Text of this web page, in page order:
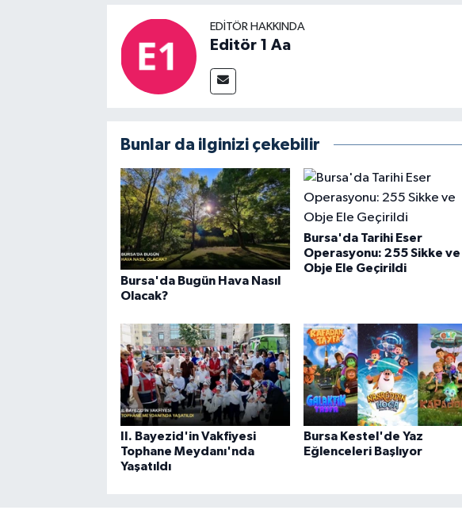
EDITÖR HAKKINDA
Editör 1 Aa
Bunlar da ilginizi çekebilir
Bursa'da Bugün Hava Nasıl
Olacak?
Bursa'da Tarihi Eser
Operasyonu: 255 Sikke ve
Obje Ele Geçirildi
II. Bayezid'in Vakfiyesi
Tophane Meydanı'nda
Yaşatıldı
Bursa Kestel'de Yaz
Eğlenceleri Başlıyor